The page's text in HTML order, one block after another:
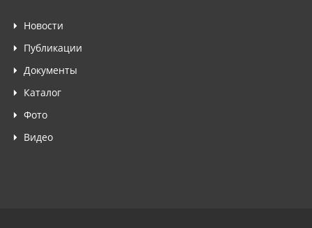
Новости
Публикации
Документы
Каталог
Фото
Видео